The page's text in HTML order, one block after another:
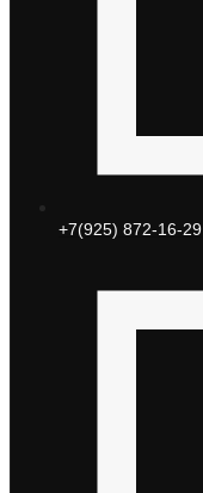
+7(925) 872-16-29